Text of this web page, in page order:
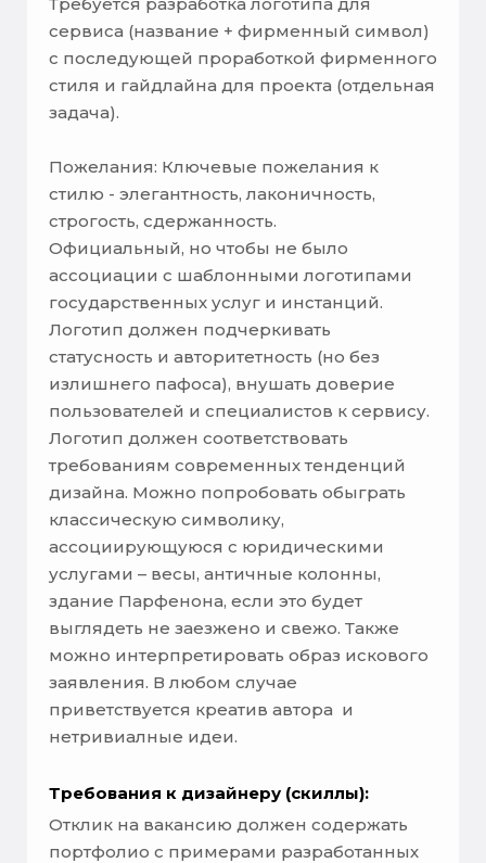
сервиса (название + фирменный символ)
с последующей проработкой фирменного
стиля и гайдлайна для проекта (отдельная
задача).
Пожелания: Ключевые пожелания к
стилю - элегантность, лаконичность,
строгость, сдержанность.
Официальный, но чтобы не было
ассоциации с шаблонными логотипами
государственных услуг и инстанций.
Логотип должен подчеркивать
статусность и авторитетность (но без
излишнего пафоса), внушать доверие
пользователей и специалистов к сервису.
Логотип должен соответствовать
требованиям современных тенденций
дизайна. Можно попробовать обыграть
классическую символику,
ассоциирующуюся с юридическими
услугами – весы, античные колонны,
здание Парфенона, если это будет
выглядеть не заезжено и свежо. Также
можно интерпретировать образ искового
заявления. В любом случае
приветствуется креатив автора и
нетривиалные идеи.
Требования к дизайнеру (скиллы):
Отклик на вакансию должен содержать
портфолио с примерами разработанных